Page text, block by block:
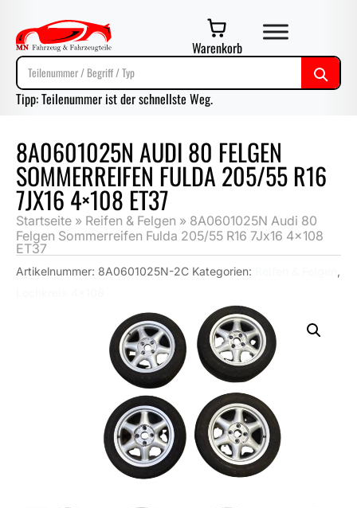
Warenkorb
Tipp: Teilenummer ist der schnellste Weg.
8A0601025N AUDI 80 FELGEN
SOMMERREIFEN FULDA 205/55 R16
7JX16 4×108 ET37
Startseite » Reifen & Felgen » 8A0601025N Audi 80
Felgen Sommerreifen Fulda 205/55 R16 7Jx16 4×108
ET37
Artikelnummer: 8A0601025N-2C Kategorien:
,